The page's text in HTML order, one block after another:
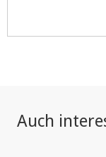
Auch